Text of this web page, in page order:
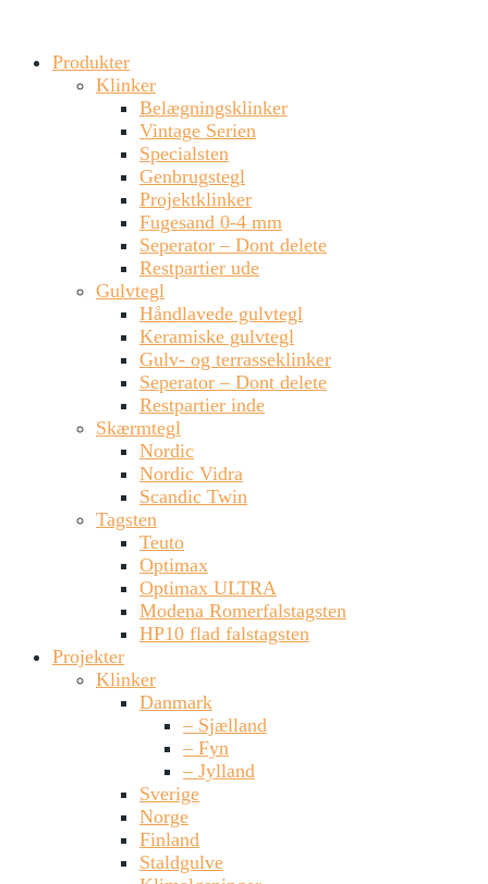
Produkter
Klinker
Belægningsklinker
Vintage Serien
Specialsten
Genbrugstegl
Projektklinker
Fugesand 0-4 mm
Seperator – Dont delete
Restpartier ude
Gulvtegl
Håndlavede gulvtegl
Keramiske gulvtegl
Gulv- og terrasseklinker
Seperator – Dont delete
Restpartier inde
Skærmtegl
Nordic
Nordic Vidra
Scandic Twin
Tagsten
Teuto
Optimax
Optimax ULTRA
Modena Romerfalstagsten
HP10 flad falstagsten
Projekter
Klinker
Danmark
– Sjælland
– Fyn
– Jylland
Sverige
Norge
Finland
Staldgulve